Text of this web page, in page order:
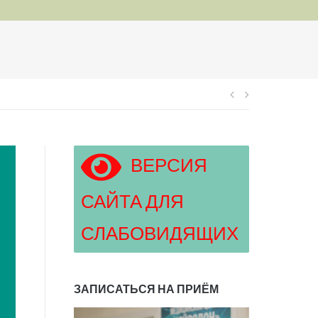
Навигация
ВЕРСИЯ
САЙТА ДЛЯ
СЛАБОВИДЯЩИХ
ЗАПИСАТЬСЯ НА ПРИЁМ